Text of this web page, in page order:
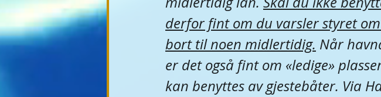
derfor fint om du varsler styret
bort til noen midlertidig. Når
er det også fint om «ledige»
kan benyttes av gjestebåter. Via